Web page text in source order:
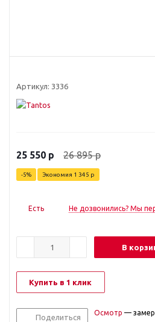
Артикул: 3336
25 550 р 26 895р
-5% Экономия 1 345 р
Есть Не дозвонились? Мы
В
Купить в 1 клик
Поделиться
Осмотр — замер